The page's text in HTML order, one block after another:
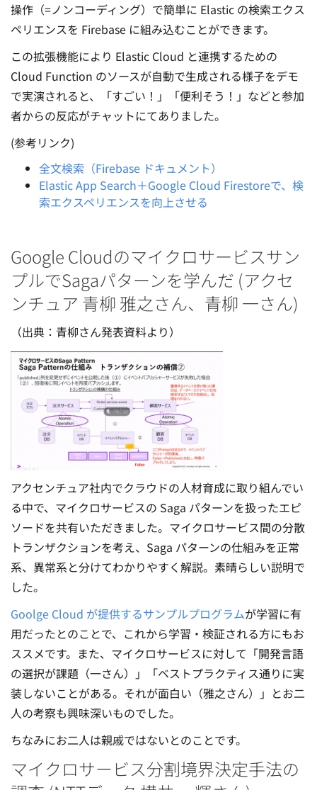
操作（=ノンコーディング）で簡単に Elastic の検索エクス
ペリエンスを Firebase に組み込むことができます。
この拡張機能により Elastic Cloud と連携するための
Cloud Function のソースが自動で生成される様子をデモ
で実演されると、
「すごい！」「便利そう！」などと参加
者からの反応がチャットにてありました。
(参考リンク)
全文検索（Firebase ドキュメント）
Elastic App Search＋Google Cloud Firestoreで、検
索エクスペリエンスを向上させる
Google Cloudのマイクロサービスサン
プルでSagaパターンを学んだ (アクセ
ンチュア 青柳 雅之さん、青柳 一さん)
（出典：青柳さん発表資料より）
アクセンチュア社内でクラウドの人材育成に取り組んでい
る中で、マイクロサービスの Saga パターンを扱ったエピ
ソードを共有いただきました。マイクロサービス間の分散
トランザクションを考え、Saga パターンの仕組みを正常
系、異常系と分けてわかりやすく解説。素晴らしい説明で
した。
Goolge Cloud が提供するサンプルプログラムが学習に有
用だったとのことで、これから学習・検証される方にもお
ススメです。また、マイクロサービスに対して「開発言語
の選択が課題（一さん）」「ベストプラクティス通りに実
装しないことがある。それが面白い（雅之さん）」とお二
人の考察も興味深いものでした。
ちなみにお二人は親戚ではないとのことです。
マイクロサービス分割境界決定手法の